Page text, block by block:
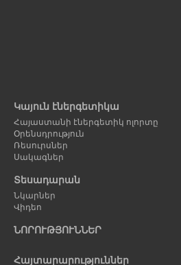
Կայուն էներգետիկա
Հայաստանի էներգետիկ ոլորտը
Օրենսդրություն
Ռեսուրսներ
Սակագներ
Տեսադարան
Նկարներ
Վիդեո
ՆՈՐՈՒԹՅՈՒՆՆԵՐ
Հայտարարություններ